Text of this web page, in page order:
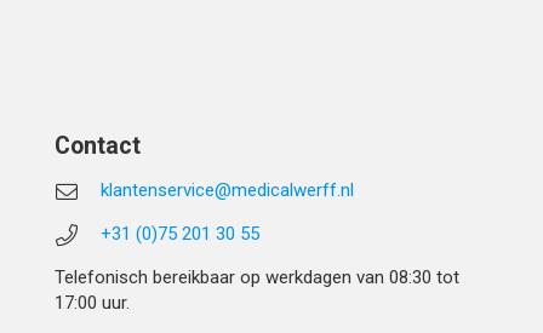
Contact
klantenservice@medicalwerff.nl
+31 (0)75 201 30 55
Telefonisch bereikbaar op werkdagen van 08:30 tot
17:00 uur.